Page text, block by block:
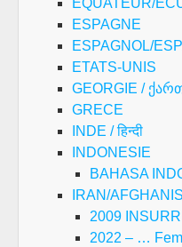
EQUATEUR/
ESPAGNE
ESPAGNOL/
ETATS-UNIS
GEORGIE /
GRECE
INDE / हिन्दी
INDONESIE
BAHASA
IRAN/
2009
2022 – …